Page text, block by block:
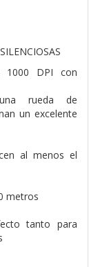
1000 DPI con
rueda de
un excelente
al menos el
metros
tanto para